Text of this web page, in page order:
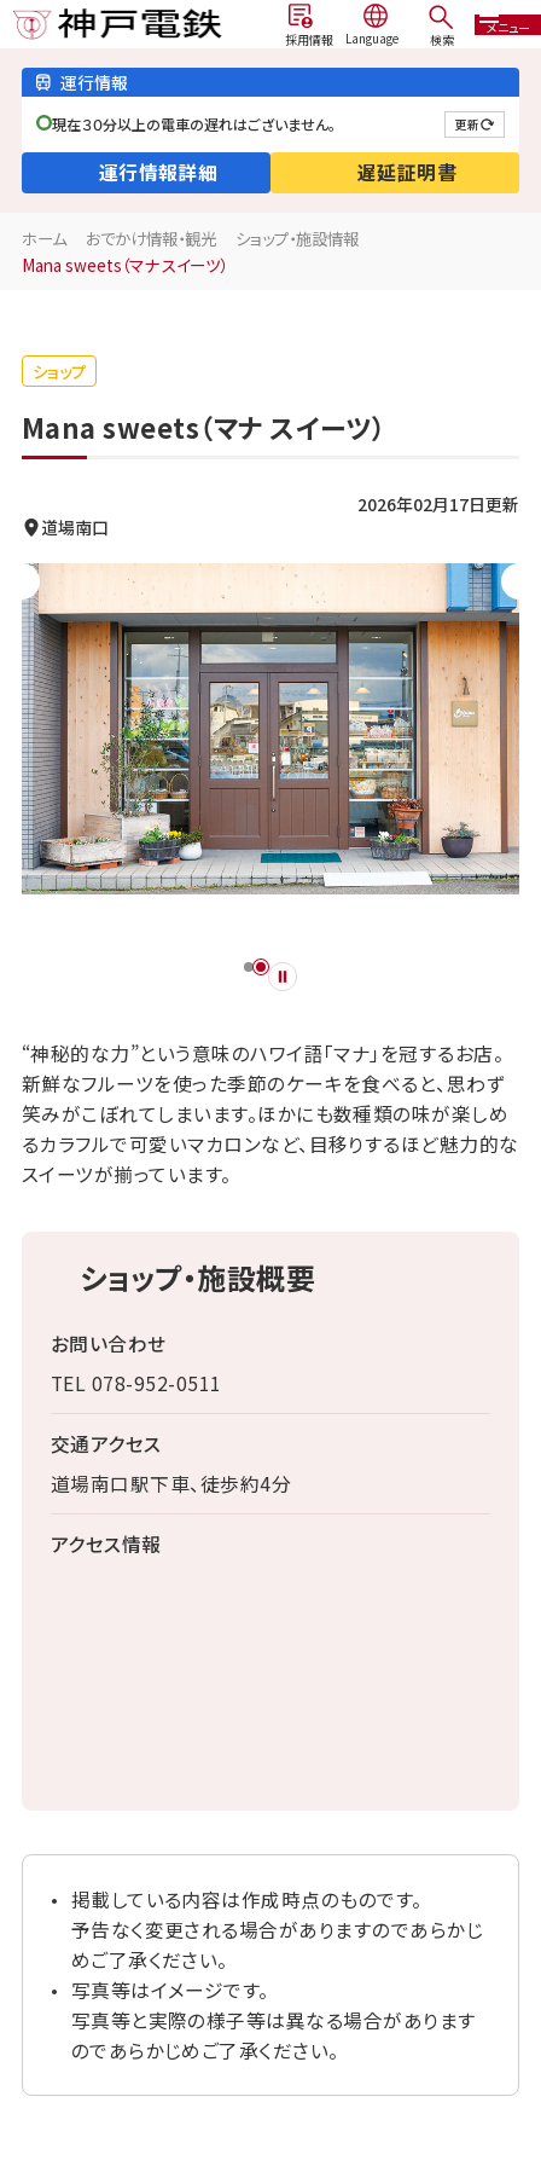
採用情報 検索
メニュー
運行情報
現在３０分以上の電車の遅れはございません。 更新
運行情報詳細 遅延証明書
ホーム おでかけ情報・観光
ショップ・施設情報
Mana sweets（マナ スイーツ）
ショップ
Mana sweets（マナ スイーツ）
道場南口
2026年02月17日更新
“神秘的な力”という意味のハワイ語「マナ」を冠するお店。
新鮮なフルーツを使った季節のケーキを食べると、思わず
笑みがこぼれてしまいます。ほかにも数種類の味が楽しめ
るカラフルで可愛いマカロンなど、目移りするほど魅力的な
スイーツが揃っています。
ショップ・施設概要
お問い合わせ
TEL 078-952-0511
交通アクセス
道場南口駅下車、徒歩約4分
アクセス情報
掲載している内容は作成時点のものです。
予告なく変更される場合がありますのであらかじ
めご了承ください。
写真等はイメージです。
写真等と実際の様子等は異なる場合があります
のであらかじめご了承ください。